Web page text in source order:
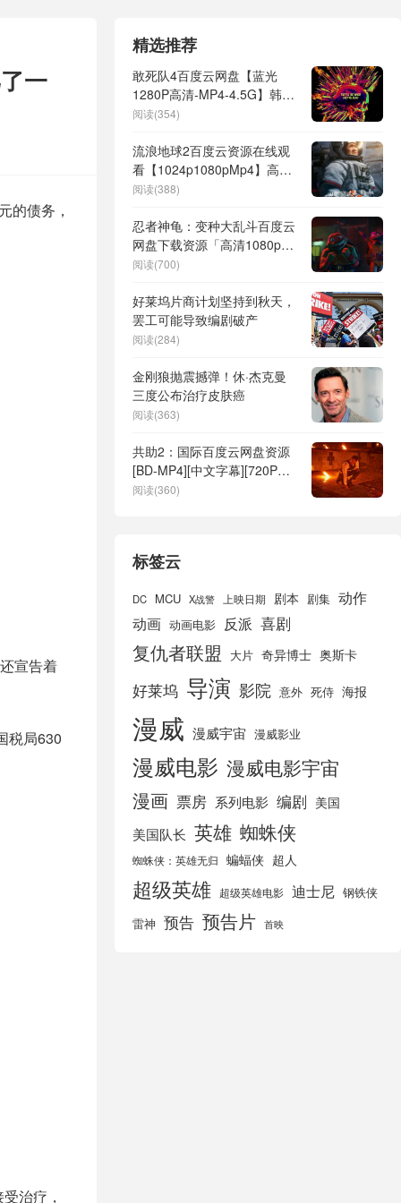
一
的债务，
宣告着
税局630
治疗，
精选推荐
敢死队4百度云网盘【蓝光
1280P高清-MP4-4.5G】韩语
中字资源
阅读(354)
流浪地球2百度云资源在线观
看【1024p1080pMp4】高清
云网盘
阅读(388)
忍者神龟：变种大乱斗百度云
网盘下载资源「高清1080p完
整版超清1080p蓝光】
阅读(700)
好莱坞片商计划坚持到秋天，
罢工可能导致编剧破产
阅读(284)
金刚狼抛震撼弹！休·杰克曼
三度公布治疗皮肤癌
阅读(363)
共助2：国际百度云网盘资源
[BD-MP4][中文字幕][720P高
清]BT迅雷ed2k下载
阅读(360)
标签云
DC MCU X战警 上映日期 剧本 剧集 动作
动画 动画电影 反派 喜剧
复仇者联盟 大片 奇异博士 奥斯卡
好莱坞 导演 影院 意外 死侍 海报
漫威 漫威宇宙 漫威影业
漫威电影 漫威电影宇宙
漫画 票房 系列电影 编剧 美国
美国队长 英雄 蜘蛛侠
蜘蛛侠：英雄无归 蝙蝠侠 超人
超级英雄 超级英雄电影 迪士尼 钢铁侠
雷神 预告 预告片 首映